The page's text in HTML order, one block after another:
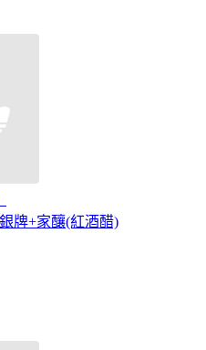
牌+家釀(紅酒醋)